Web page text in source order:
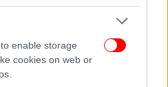
enable storage
cookies on web or
αποκάλυψε ο Μιχάλης
σε κλάματα μετά την
τον Πέτρο Φιλιππίδη -«Αυτά